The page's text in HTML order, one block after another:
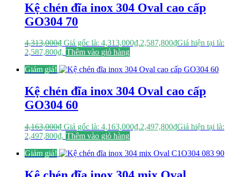
Kệ chén đĩa inox 304 Oval cao cấp
GO304 70
4,313,000₫ Giá gốc là: 4,313,000₫.2,587,800₫Giá hiện tại là:
2,587,800₫. Thêm vào giỏ hàng
Giảm giá!
Kệ chén đĩa inox 304 Oval cao cấp
GO304 60
4,163,000₫ Giá gốc là: 4,163,000₫.2,497,800₫Giá hiện tại là:
2,497,800₫. Thêm vào giỏ hàng
Giảm giá!